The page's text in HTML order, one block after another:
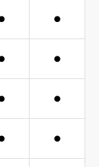
●
●
●
●